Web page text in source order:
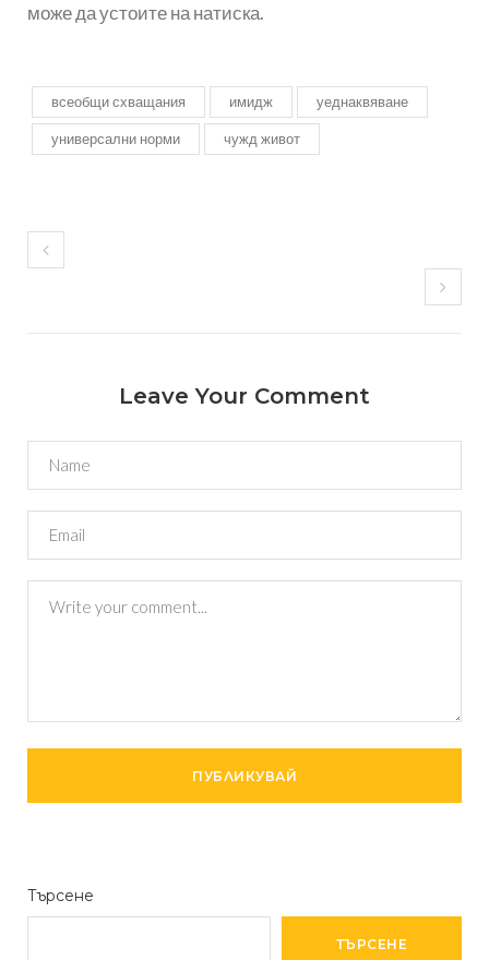
може да устоите на натиска.
всеобщи схващания имидж уеднаквяване
универсални норми чужд живот
Leave Your Comment
Търсене
ТЪРСЕНЕ